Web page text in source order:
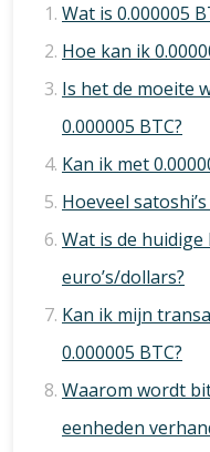
Wat is 0.000005
Hoe kan ik
Is het de moeite
0.000005 BTC?
Kan ik met
Hoeveel
Wat is de huidige
euro’s/dollars?
Kan ik mijn
0.000005 BTC?
Waarom wordt
eenheden